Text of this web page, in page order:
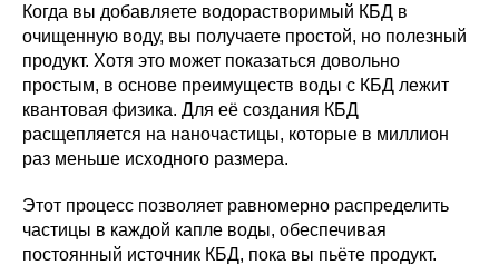
Когда вы добавляете водорастворимый КБД в
очищенную воду, вы получаете простой, но полезный
продукт. Хотя это может показаться довольно
простым, в основе преимуществ воды с КБД лежит
квантовая физика. Для её создания КБД
расщепляется на наночастицы, которые в миллион
раз меньше исходного размера.
Этот процесс позволяет равномерно распределить
частицы в каждой капле воды, обеспечивая
постоянный источник КБД, пока вы пьёте продукт.